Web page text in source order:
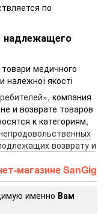
по
надлежащего
медичного
належної якості
, компания
и возврате товаров
к категориям,
возврату и
магазине SanGig
именно Вам